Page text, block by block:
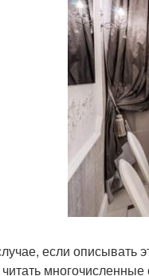
если описывать
читать